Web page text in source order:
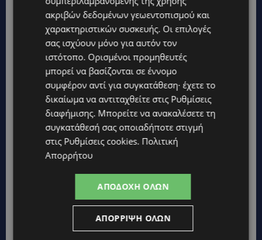
τους μαύρους κύκλους και τα σημάδια
κούρασης. Πολύ ελαφριά, δροσιστική υφή-
gel. Ιδανική βάση concealer.
BEESSENTIAL OILS
Η πεμπτουσία της φύσης. Παρουσιάζουμε 1
limited-edition προωθητικό γιορτινό πακέτo
με την απόλυτα θρεπτικά ελιξίρια που δρουν
ως συμπλήρωμα ενδυνάμωσης της
ακριβών δεδομένων γεωεντοπισμού και
χαρακτηριστικών συσκευής. Οι επιλογές
σας ισχύουν μόνο για αυτόν τον
ιστότοπο. Ορισμένοι προμηθευτές
μπορεί να βασίζονται σε έννομο
συμφέρον αντί για συγκατάθεση· έχετε το
δικαίωμα να αντιταχθείτε στις Ρυθμίσεις
διαφήμισης. Μπορείτε να ανακαλέσετε τη
συγκατάθεσή σας οποιαδήποτε στιγμή
στις Ρυθμίσεις cookies. Πολιτική
Απορρήτου
ΑΠΟΔΟΧΉ ΌΛΩΝ
ΑΠΌΡΡΙΨΗ ΌΛΩΝ